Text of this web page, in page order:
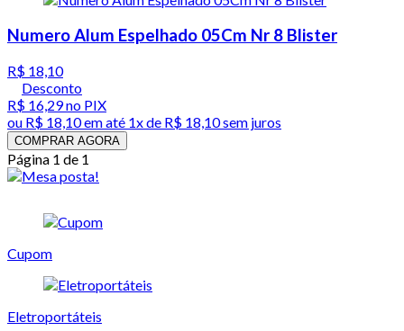
Numero Alum Espelhado 05Cm Nr 8 Blister
R$ 18,10
Desconto
R$ 16,29no PIX
ou R$ 18,10em até 1x de R$ 18,10sem juros
COMPRAR AGORA
Página 1 de 1
Cupom
Eletroportáteis